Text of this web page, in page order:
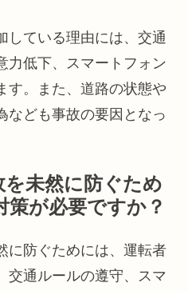
している理由には、交通
力低下、スマートフォン
す。また、道路の状態や
なども事故の要因となっ
未然に防ぐため
が必要ですか？
に防ぐためには、運転者
交通ルールの遵守、スマ